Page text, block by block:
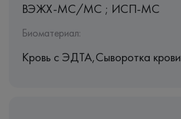
ВЭЖХ-МС/МС ; ИСП-МС
Биоматериал:
Кровь c ЭДТА,Сыворотка крови